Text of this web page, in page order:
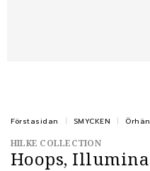
Förstasidan SMYCKEN
HILKE COLLECTION
Hoops,